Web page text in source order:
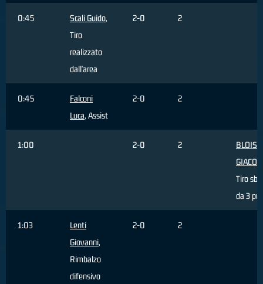
0:45 Scali Guido,
Tiro
realizzato
dall'area
2-0 2
0:45
Falconi
Luca, Assist
2-0 2
1:00 2-0 2
BLOISE
Tiro
da 3
1:03
Lenti
Giovanni,
Rimbalzo
difensivo
2-0 2